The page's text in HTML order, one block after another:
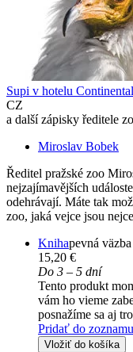
Supi v hotelu Continental
CZ
a další zápisky ředitele
Miroslav Bobek
Ředitel pražské zoo
nejzajímavějších
odehrávají. Máte tak
zoo, jaká vejce jsou
Knihapevná väzba
15,20 €
Do 3 – 5 dní
Tento produkt
vám ho vieme
posnažíme sa aj
Pridať do zoznamu
Vložiť do košíka